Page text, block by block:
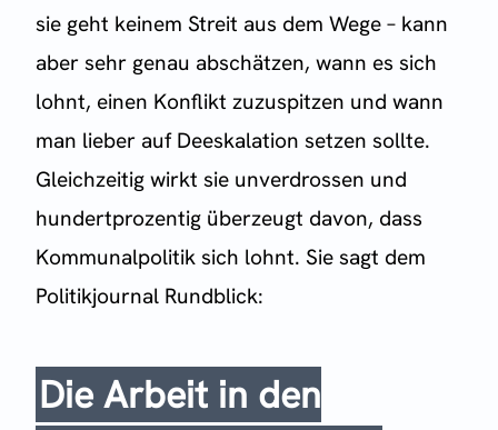
sie geht keinem Streit aus dem Wege – kann
aber sehr genau abschätzen, wann es sich
lohnt, einen Konflikt zuzuspitzen und wann
man lieber auf Deeskalation setzen sollte.
Gleichzeitig wirkt sie unverdrossen und
hundertprozentig überzeugt davon, dass
Kommunalpolitik sich lohnt. Sie sagt dem
Politikjournal Rundblick:
Die Arbeit in den